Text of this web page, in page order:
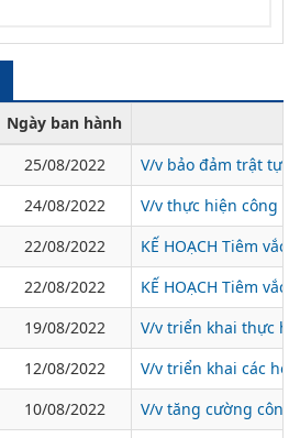
Ngày ban hành
25/08/2022
V/v bảo đảm trật tự,
24/08/2022
V/v thực hiện công
22/08/2022
KẾ HOẠCH Tiêm
22/08/2022
KẾ HOẠCH Tiêm
19/08/2022
V/v triển khai thực
12/08/2022
V/v triển khai các
10/08/2022 V/v tăng cường